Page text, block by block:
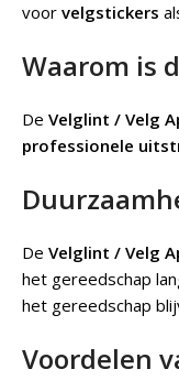
voor velgstickers
Waarom is
De Velglint / Velg
professionele
De Velglint / Velg
het gereedschap
het gereedschap
Voordelen